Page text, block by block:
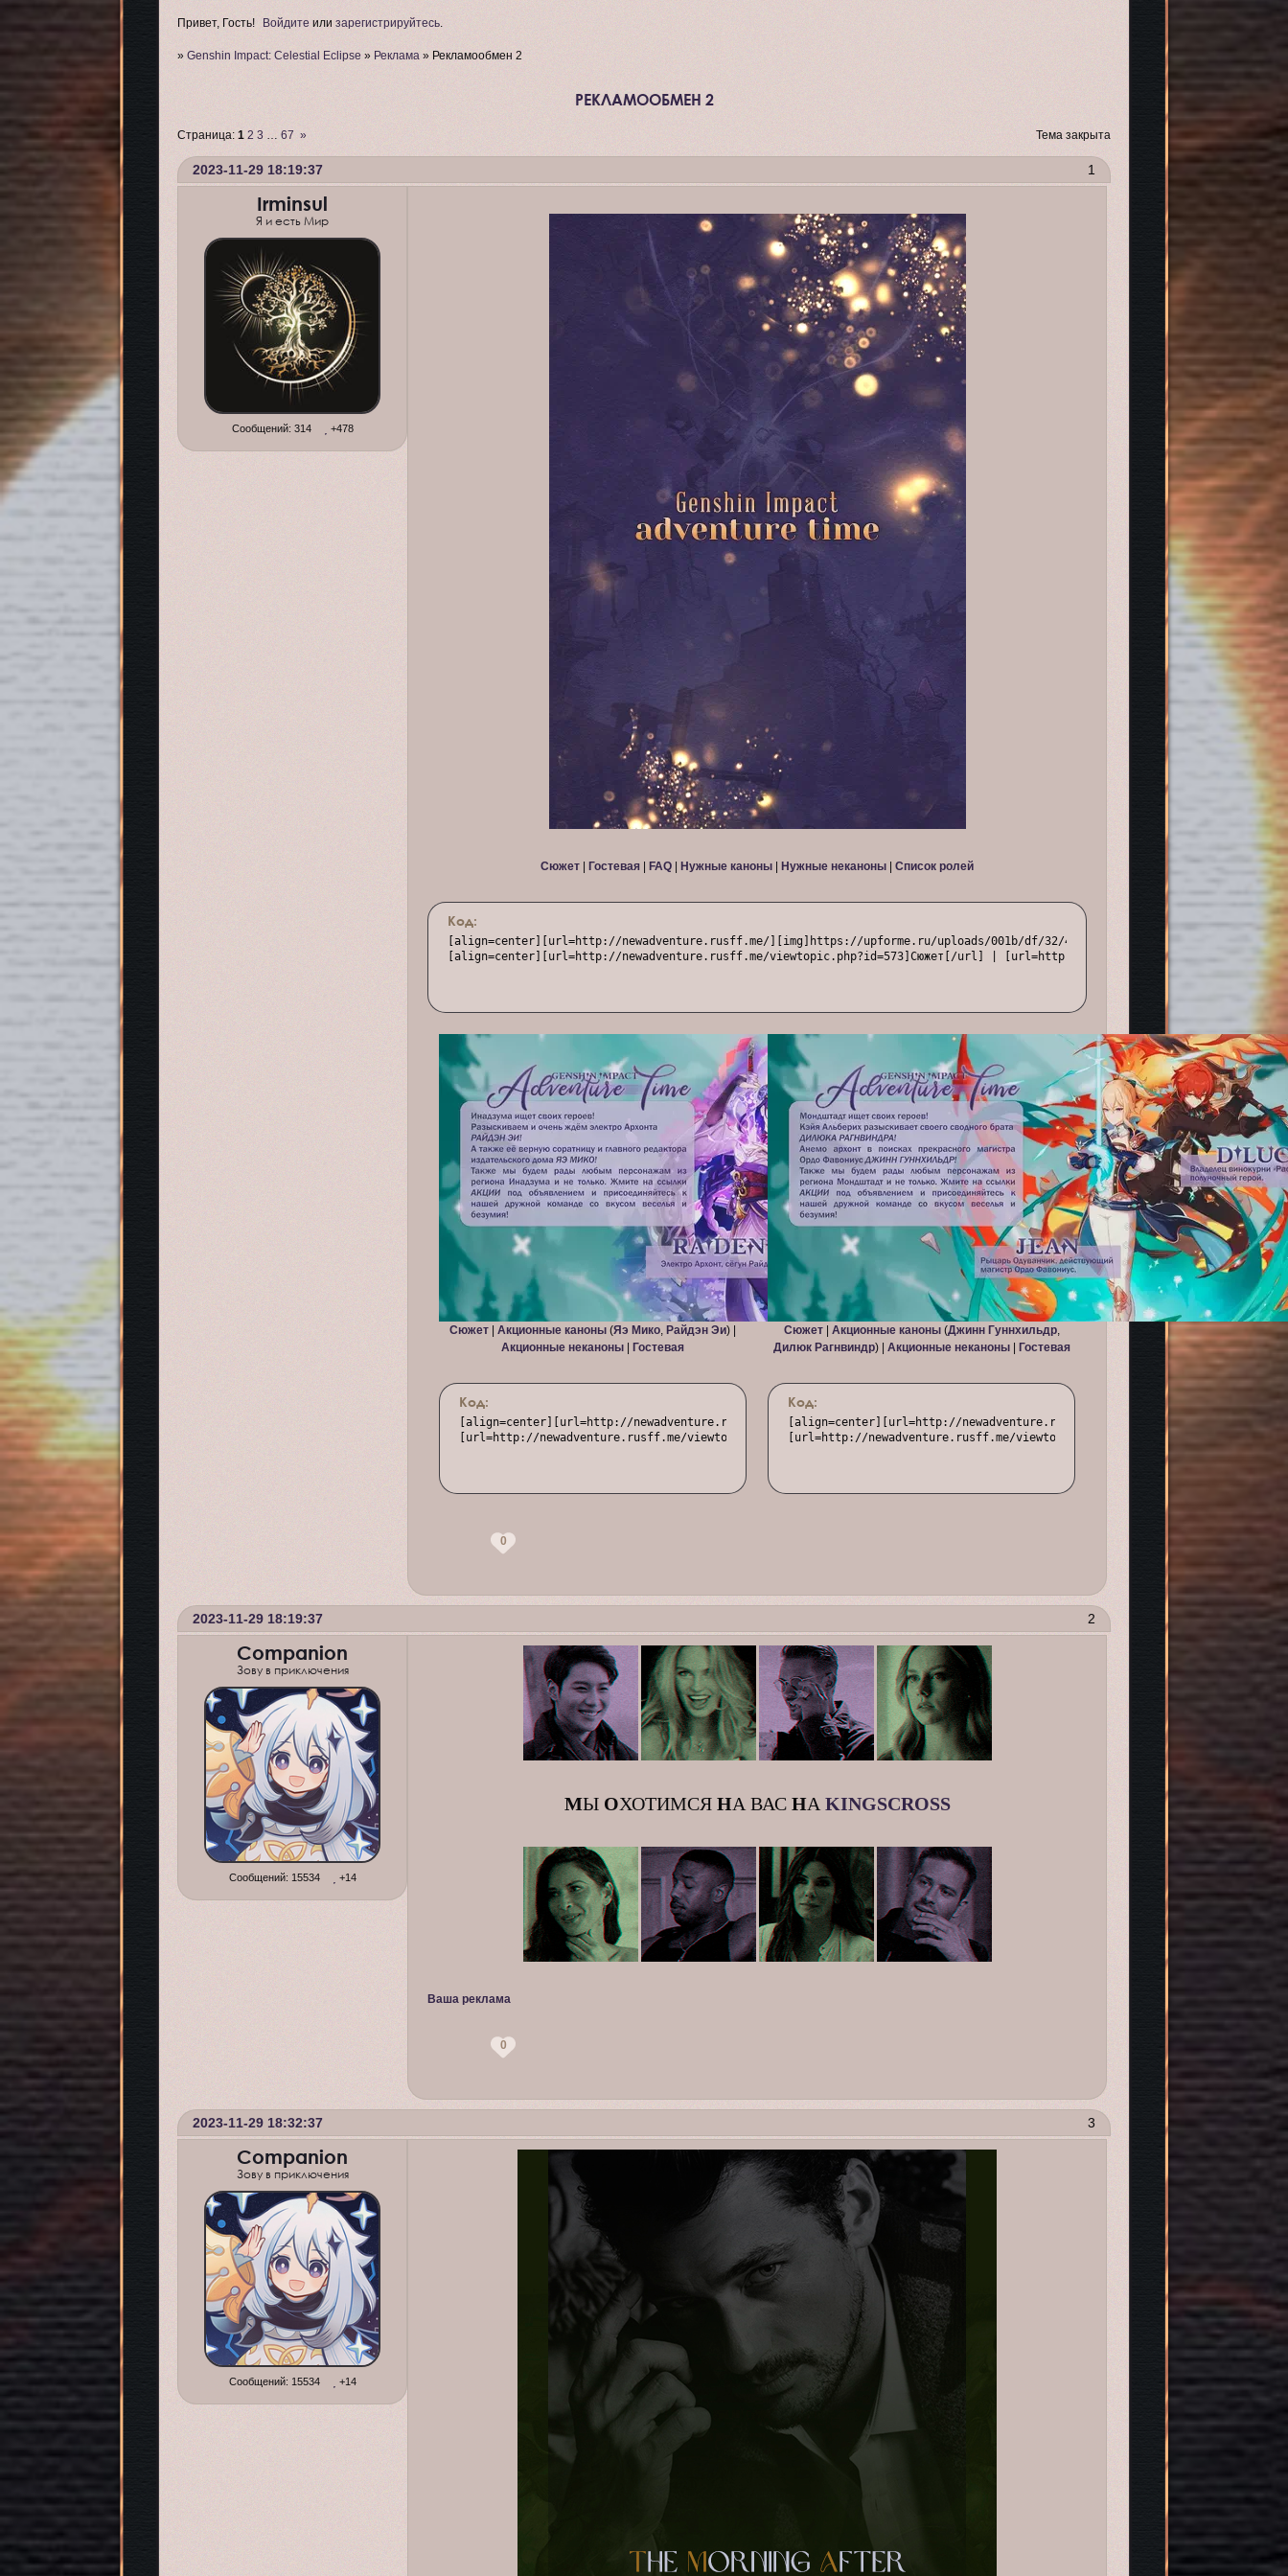
Привет, Гость! Войдите или зарегистрируйтесь.
» Genshin Impact: Celestial Eclipse » Реклама » Рекламообмен 2
РЕКЛАМООБМЕН 2
Страница: 1 2 3 … 67 » Тема закрыта
1
2023-11-29 18:19:37
Irminsul
Я и есть Мир
Сообщений: 314 +478
Сюжет Гостевая FAQ Нужные каноны Нужные неканоны Список ролей
Код:
[align=center][url=http://newadventure.rusff.me/][img]https://upforme.ru/uploads/001b/df/32/4/t28424.webp[/img][/url][/align]
[align=center][url=http://newadventure.rusff.me/viewtopic.php?id=573]Сюжет[/url] | [url=http://newadventure.rusff.me/
Сюжет Акционные каноны (Яэ Мико, Райдэн Эи) |
Акционные неканоны
Гостевая
Код:
[align=center][url=http://newadventure.rusff.me/][img]https://upforme.ru/uploads/001b/df/32/4/t796512.webp[/img][/url]
[url=http://newadventure.rusff.me/viewtopic.php?id=573]Сюжет[/url] | [url=http://newadventure.rusff.me/
Сюжет| Акционные каноны(Джинн Гуннхильдр,
Дилюк Рагнвиндр) | Акционные неканоны| Гостевая
Код:
[align=center][url=http://newadventure.rusff.me/][img]https://upforme.ru/
[url=http://newadventure.rusff.me/viewtopic.php?id=573]Сюжет[/url] |
0
2
2023-11-29 18:19:37
Companion
Зову в приключения
Сообщений: 15534 +14
МЫ ОХОТИМСЯ НА ВАС НА KINGSCROSS
Ваша реклама
0
3
2023-11-29 18:32:37
Companion
Зову в приключения
Сообщений: 15534 +14